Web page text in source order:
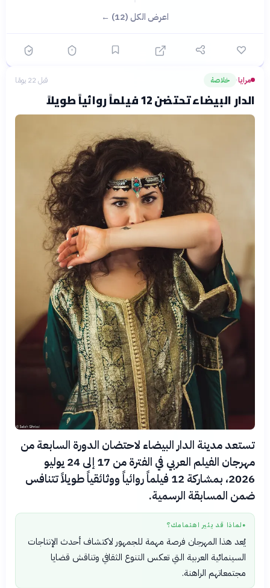
اعرض الكل (12) ←
مرايا› خلاصة قبل 22 يومًا
الدار البيضاء تحتضن 12 فيلماً روائياً طويلاً
تستعد مدينة الدار البيضاء لاحتضان الدورة السابعة من
مهرجان الفيلم العربي في الفترة من 17 إلى 24 يوليو
2026، بمشاركة 12 فيلماً روائياً ووثائقياً طويلاً تتنافس
ضمن المسابقة الرسمية.
● لماذا قد يثير اهتمامك؟
يُعد هذا المهرجان فرصة مهمة للجمهور لاكتشاف أحدث الإنتاجات
السينمائية العربية التي تعكس التنوع الثقافي وتناقش قضايا
مجتمعاتهم الراهنة.